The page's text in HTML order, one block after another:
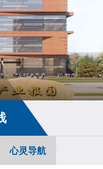
心灵导航